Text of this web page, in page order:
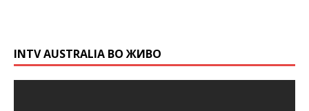
INTV AUSTRALIA ВО ЖИВО